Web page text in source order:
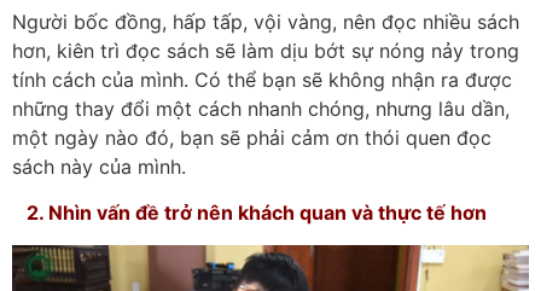
Người bốc đồng, hấp tấp, vội vàng, nên đọc nhiều sách
hơn, kiên trì đọc sách sẽ làm dịu bớt sự nóng nảy trong
tính cách của mình. Có thể bạn sẽ không nhận ra được
những thay đổi một cách nhanh chóng, nhưng lâu dần,
một ngày nào đó, bạn sẽ phải cảm ơn thói quen đọc
sách này của mình.
2. Nhìn vấn đề trở nên khách quan và thực tế hơn